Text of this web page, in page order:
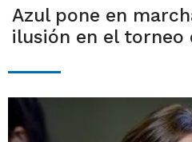
Azul pone en
ilusión en el torneo